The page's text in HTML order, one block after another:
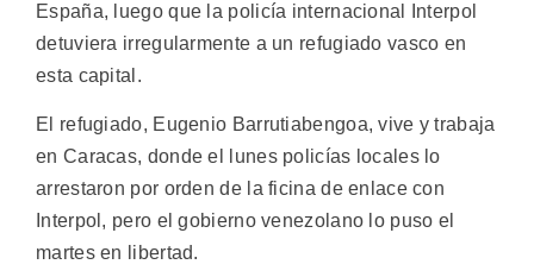
España, luego que la policía internacional Interpol
detuviera irregularmente a un refugiado vasco en
esta capital.
El refugiado, Eugenio Barrutiabengoa, vive y trabaja
en Caracas, donde el lunes policías locales lo
arrestaron por orden de la ficina de enlace con
Interpol, pero el gobierno venezolano lo puso el
martes en libertad.